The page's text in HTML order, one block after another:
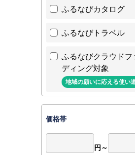
ふるなびカタログ
ふるなびトラベル
ふるなびクラウドフ
ディング対象
地域の願いに応える使い
価格帯
円～